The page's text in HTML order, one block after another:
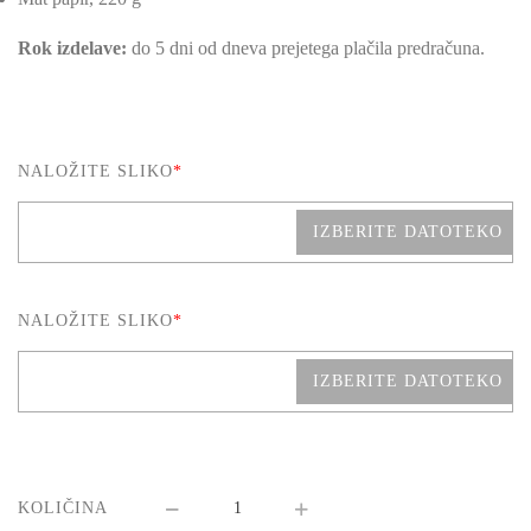
Rok izdelave: do 5 dni od dneva prejetega plačila predračuna.
NALOŽITE SLIKO*
IZBERITE DATOTEKO
NALOŽITE SLIKO*
IZBERITE DATOTEKO
KOLIČINA